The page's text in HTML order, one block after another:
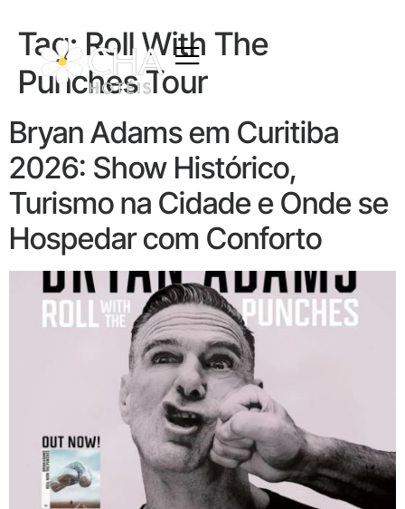
Tag:Roll With The
Punches Tour
Bryan Adams em Curitiba
2026: Show Histórico,
Turismo na Cidade e Onde se
Hospedar com Conforto